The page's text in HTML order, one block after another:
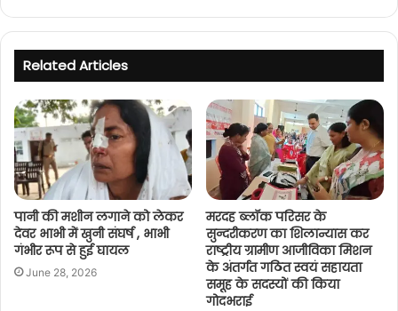
Related Articles
पानी की मशीन लगाने को लेकर
देवर भाभी में खुनी संघर्ष , भाभी
गंभीर रूप से हुई घायल
June 28, 2026
मरदह ब्लॉक परिसर के
सुन्दरीकरण का शिलान्यास कर
राष्ट्रीय ग्रामीण आजीविका मिशन
के अंतर्गत गठित स्वयं सहायता
समूह के सदस्यों की किया
गोदभराई